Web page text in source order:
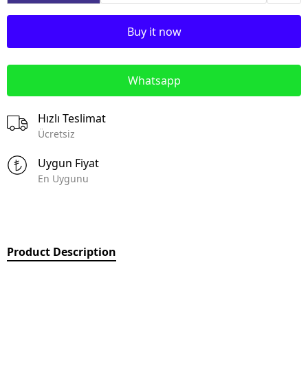
Buy it now
Whatsapp
Hızlı Teslimat
Ücretsiz
Uygun Fiyat
En Uygunu
Product Description